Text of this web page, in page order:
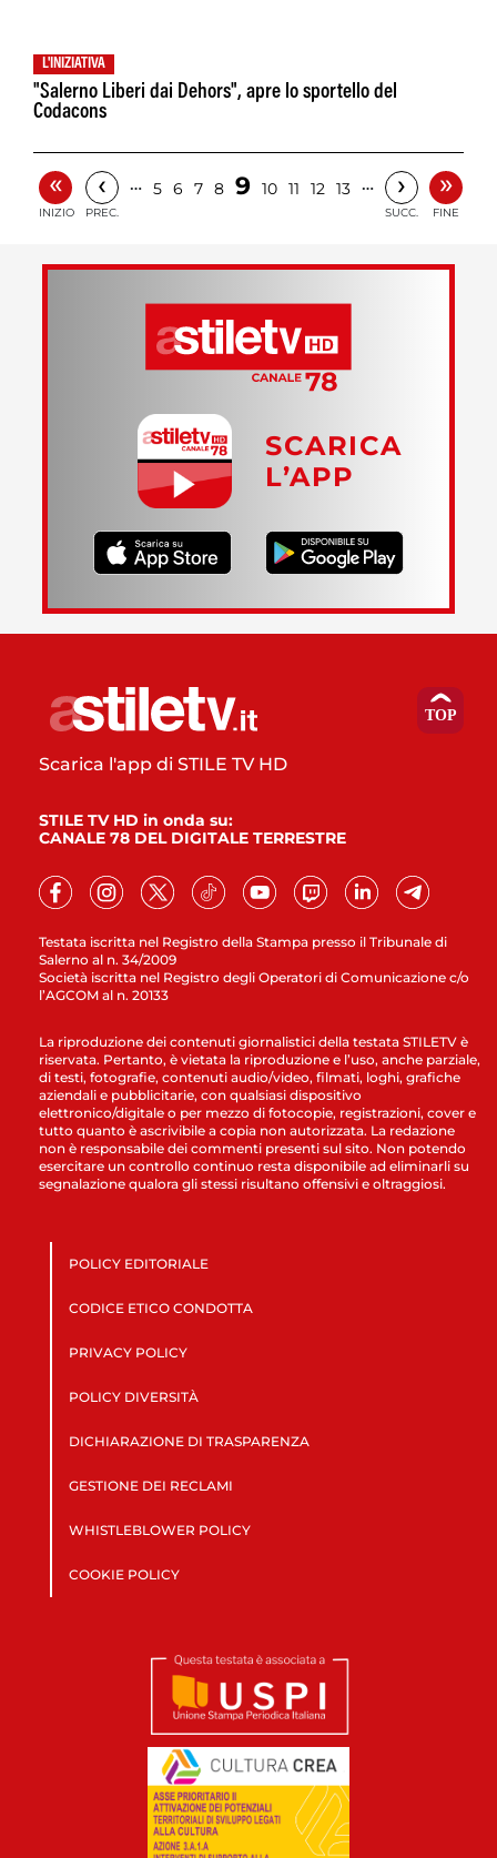
L'INIZIATIVA
"Salerno Liberi dai Dehors", apre lo sportello del
Codacons
«
INIZIO
‹
PREC.
… 5 6 7 8 9 10 11 12 13 … ›
SUCC.
»
FINE
SCARICA
L’APP
Testata iscritta nel Registro della Stampa presso il Tribunale di
Salerno al n. 34/2009
Società iscritta nel Registro degli Operatori di Comunicazione c/o
l’AGCOM al n. 20133
Scarica l'app di STILE TV HD
STILE TV HD in onda su:
CANALE 78 DEL DIGITALE TERRESTRE
La riproduzione dei contenuti giornalistici della testata STILETV è
riservata. Pertanto, è vietata la riproduzione e l’uso, anche parziale,
di testi, fotografie, contenuti audio/video, filmati, loghi, grafiche
aziendali e pubblicitarie, con qualsiasi dispositivo
elettronico/digitale o per mezzo di fotocopie, registrazioni, cover e
tutto quanto è ascrivibile a copia non autorizzata. La redazione
non è responsabile dei commenti presenti sul sito. Non potendo
esercitare un controllo continuo resta disponibile ad eliminarli su
segnalazione qualora gli stessi risultano offensivi e oltraggiosi.
POLICY EDITORIALE
CODICE ETICO CONDOTTA
PRIVACY POLICY
POLICY DIVERSITÀ
DICHIARAZIONE DI TRASPARENZA
GESTIONE DEI RECLAMI
WHISTLEBLOWER POLICY
COOKIE POLICY